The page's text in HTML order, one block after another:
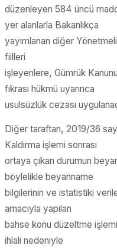
düzenleyen 584 üncü
yer alanlarla Bakanlıkça
yayımlanan diğer
fiilleri
işleyenlere, Gümrük
fıkrası hükmü uyarınca
usulsüzlük cezası
Diğer taraftan, 2019/36
Kaldırma işlemi sonrası
ortaya çıkan durumun
böylelikle beyanname
bilgilerinin ve istatistiki
amacıyla yapılan
bahse konu düzeltme
ihlali nedeniyle